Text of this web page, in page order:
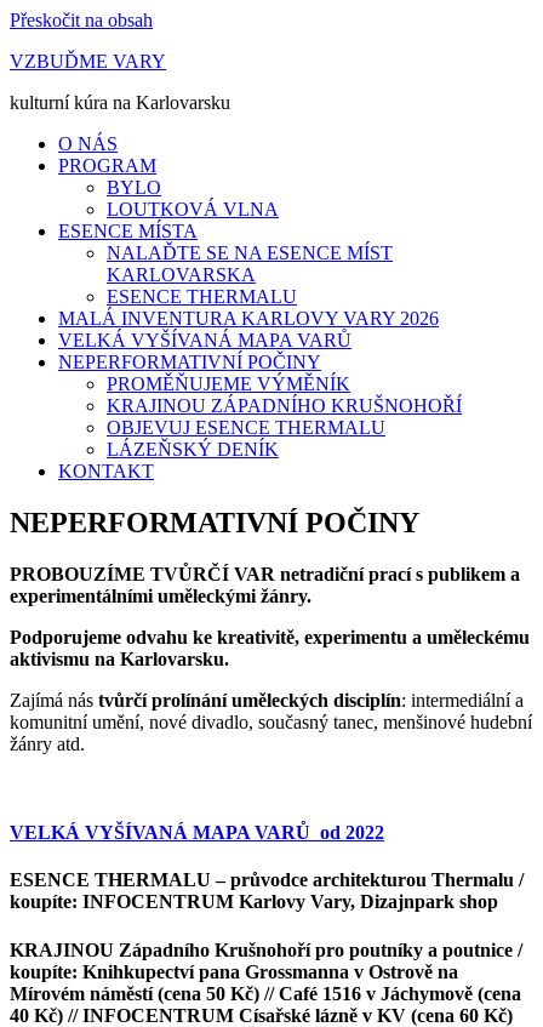
Přeskočit na obsah
VZBUĎME VARY
kulturní kúra na Karlovarsku
O NÁS
PROGRAM
BYLO
LOUTKOVÁ VLNA
ESENCE MÍSTA
NALAĎTE SE NA ESENCE MÍST
KARLOVARSKA
ESENCE THERMALU
MALÁ INVENTURA KARLOVY VARY 2026
VELKÁ VYŠÍVANÁ MAPA VARŮ
NEPERFORMATIVNÍ POČINY
PROMĚŇUJEME VÝMĚNÍK
KRAJINOU ZÁPADNÍHO KRUŠNOHOŘÍ
OBJEVUJ ESENCE THERMALU
LÁZEŇSKÝ DENÍK
KONTAKT
NEPERFORMATIVNÍ POČINY
PROBOUZÍME TVŮRČÍ VAR netradiční prací s publikem a
experimentálními uměleckými žánry.
Podporujeme odvahu ke kreativitě, experimentu a uměleckému
aktivismu na Karlovarsku.
Zajímá nás tvůrčí prolínání uměleckých disciplín: intermediální a
komunitní umění, nové divadlo, současný tanec, menšinové hudební
žánry atd.
VELKÁ VYŠÍVANÁ MAPA VARŮ od 2022
ESENCE THERMALU – průvodce architekturou Thermalu /
koupíte: INFOCENTRUM Karlovy Vary, Dizajnpark shop
KRAJINOU Západního Krušnohoří pro poutníky a poutnice /
koupíte: Knihkupectví pana Grossmanna v Ostrově na
Mírovém náměstí (cena 50 Kč) // Café 1516 v Jáchymově (cena
40 Kč) // INFOCENTRUM Císařské lázně v KV (cena 60 Kč)